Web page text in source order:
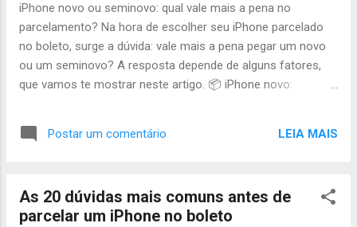
temporariamente. Por isso, recomendamos que fale com
um atendente para confirmar a disponibilidade. 📊 Qual
modelo é ideal para você? Se ainda est...
iPhone novo ou seminovo: qual vale mais a pena no
parcelamento? Na hora de escolher seu iPhone parcelado
no boleto, surge a dúvida: vale mais a pena pegar um novo
ou um seminovo? A resposta depende de alguns fatores,
que vamos te mostrar neste artigo. 📦 iPhone novo:
anterior Garantia de fábrica total Nota fiscal emitida no seu
CPF Maior valor de revenda no futuro Ideal para quem quer
que é e como funciona 📱 iPhone seminovo: vantagens e
perfil ideal Preço mais acessível Excelente estado de
Postar um comentário LEIA MAIS
As 20 dúvidas mais comuns antes de
parcelar um iPhone no boleto